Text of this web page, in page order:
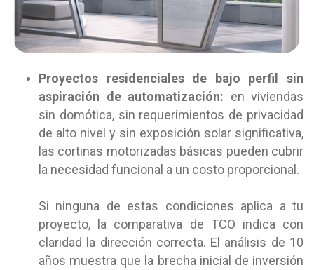
Proyectos residenciales de bajo perfil sin
aspiración de automatización: en viviendas
sin domótica, sin requerimientos de privacidad
de alto nivel y sin exposición solar significativa,
las cortinas motorizadas básicas pueden cubrir
la necesidad funcional a un costo proporcional.
Si ninguna de estas condiciones aplica a tu
proyecto, la comparativa de TCO indica con
claridad la dirección correcta. El análisis de 10
años muestra que la brecha inicial de inversión